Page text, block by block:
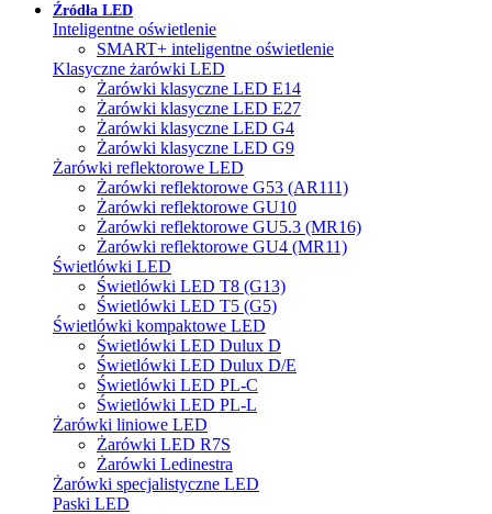
Źródła LED
Inteligentne oświetlenie
SMART+ inteligentne oświetlenie
Klasyczne żarówki LED
Żarówki klasyczne LED E14
Żarówki klasyczne LED E27
Żarówki klasyczne LED G4
Żarówki klasyczne LED G9
Żarówki reflektorowe LED
Żarówki reflektorowe G53 (AR111)
Żarówki reflektorowe GU10
Żarówki reflektorowe GU5.3 (MR16)
Żarówki reflektorowe GU4 (MR11)
Świetlówki LED
Świetlówki LED T8 (G13)
Świetlówki LED T5 (G5)
Świetlówki kompaktowe LED
Świetlówki LED Dulux D
Świetlówki LED Dulux D/E
Świetlówki LED PL-C
Świetlówki LED PL-L
Żarówki liniowe LED
Żarówki LED R7S
Żarówki Ledinestra
Żarówki specjalistyczne LED
Paski LED